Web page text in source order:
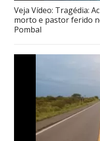
Veja Vídeo: Tragédia:
morto e pastor ferido
Pombal